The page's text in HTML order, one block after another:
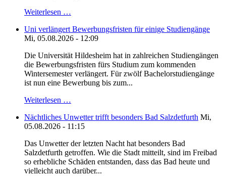
Weiterlesen …
Uni verlängert Bewerbungsfristen für einige Studiengänge
Mi, 05.08.2026 - 12:09
Die Universität Hildesheim hat in zahlreichen Studiengängen
die Bewerbungsfristen fürs Studium zum kommenden
Wintersemester verlängert. Für zwölf Bachelorstudiengänge
ist nun eine Bewerbung bis zum...
Weiterlesen …
Nächtliches Unwetter trifft besonders Bad Salzdetfurth Mi,
05.08.2026 - 11:15
Das Unwetter der letzten Nacht hat besonders Bad
Salzdetfurth getroffen. Wie die Stadt mitteilt, sind im Freibad
so erhebliche Schäden entstanden, dass das Bad heute und
vielleicht auch darüber...